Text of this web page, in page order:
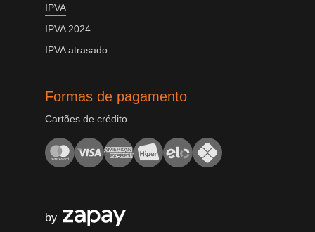
IPVA
IPVA 2024
IPVA atrasado
Formas de pagamento
Cartões de crédito
by